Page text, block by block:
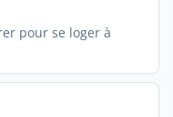
pour se loger à